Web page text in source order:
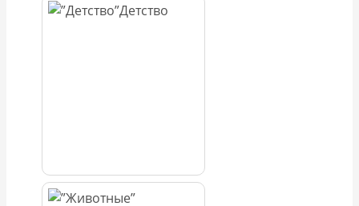
Детство